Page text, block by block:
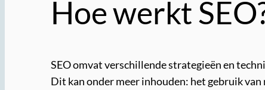
Hoe werkt
SEO omvat verschillende strategieën en
Dit kan onder meer inhouden: het gebruik